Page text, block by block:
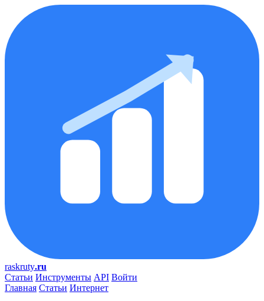
raskruty.ru
Статьи Инструменты API Войти
Главная Статьи Интернет